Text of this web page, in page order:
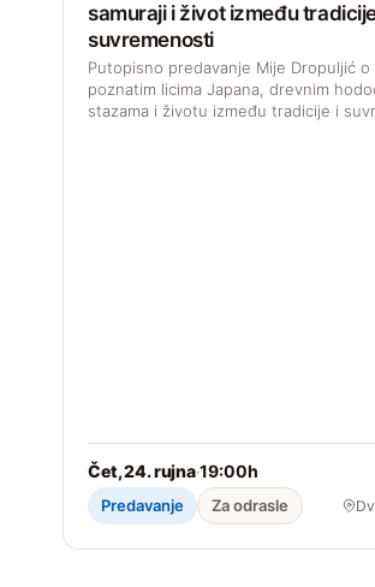
samuraji i život između
suvremenosti
Putopisno predavanje Mije Dropuljić o
poznatim licima Japana, drevnim
stazama i životu između tradicije i
Čet, 24. rujna·19:00h
Predavanje Za odrasle